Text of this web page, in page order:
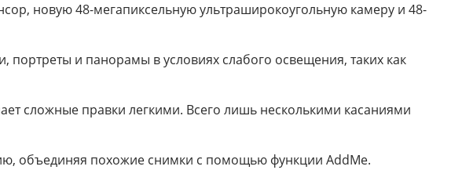
новую 48-мегапиксельную ультраширокоугольную камеру и 48-
портреты и панорамы в условиях слабого освещения, таких как
сложные правки легкими. Всего лишь несколькими касаниями
объединяя похожие снимки с помощью функции AddMe.